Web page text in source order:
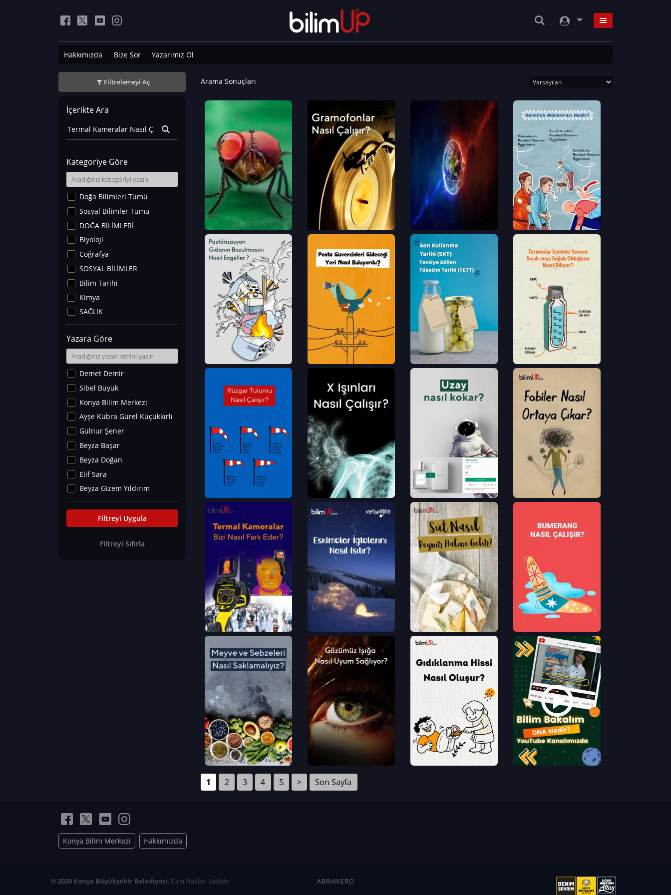
Hakkımızda Bize Sor Yazarımız Ol
Filtrelemeyi Aç
İçerikte Ara
Kategoriye Göre
Doğa Bilimleri Tümü
Sosyal Bilimler Tümü
DOĞA BİLİMLERİ
Biyoloji
Coğrafya
SOSYAL BİLİMLER
Bilim Tarihi
Kimya
SAĞLIK
Sanat Tarihi
Fizik
Yer Bilimleri
Astronomi ve Uzay
Noroloji
Matematik
Teknoloji
İklim Değişikliği
Arkeoloji
Kültür&Sanat
Yaşam Tavsiyeleri
Merakoloji
Eğitim Bilimleri
Yazara Göre
Demet Demir
Sibel Büyük
Konya Bilim Merkezi
Ayşe Kübra Gürel Küçükkırlı
Gülnur Şener
Beyza Başar
Beyza Doğan
Elif Sara
Beyza Gizem Yıldırım
İlknur İyigökler
Büşra Elif Kıvrak
Can TORUN
Filtreyi Uygula
Filtreyi Sıfırla
Arama Sonuçları
1 2 3 4 5 > Son Sayfa
Konya Bilim Merkezi Hakkımızda
© 2020 Konya Büyükşehir Belediyesi. Tüm Hakları Saklıdır ABRANERO